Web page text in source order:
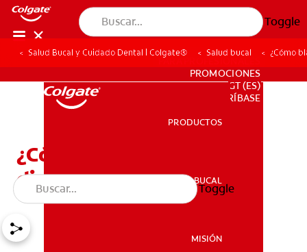
Toggle
SALUD BUCAL
PARA PROFESIONALES
PROMOCIONES
GT (ES)
SUSCRÍBASE
PRODUCTOS
SALUD BUCAL
MISIÓN
Toggle
Salud Bucal y Cuidado Dental | Colgate® Salud bucal ¿Cómo
¿Cómo blanquearse los
dientes con brackets?